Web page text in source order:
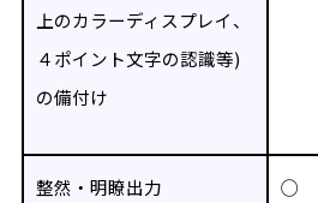
上のカラーディスプレイ、
４ポイント文字の認識等)
の備付け
整然・明瞭出力 ◯